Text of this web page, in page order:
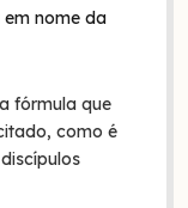
em nome da
fórmula que
como é